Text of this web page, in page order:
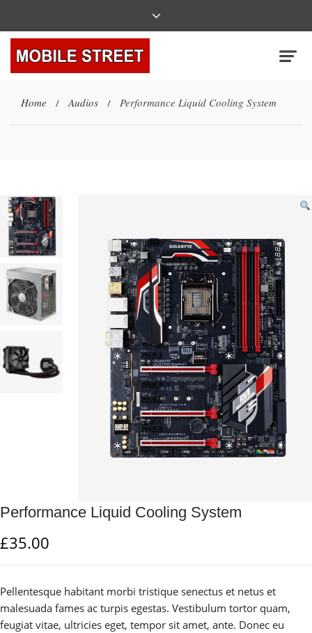
Home / Audios / Performance Liquid Cooling System
Performance Liquid Cooling System
£35.00
Pellentesque habitant morbi tristique senectus et netus et
malesuada fames ac turpis egestas. Vestibulum tortor quam,
feugiat vitae, ultricies eget, tempor sit amet, ante. Donec eu